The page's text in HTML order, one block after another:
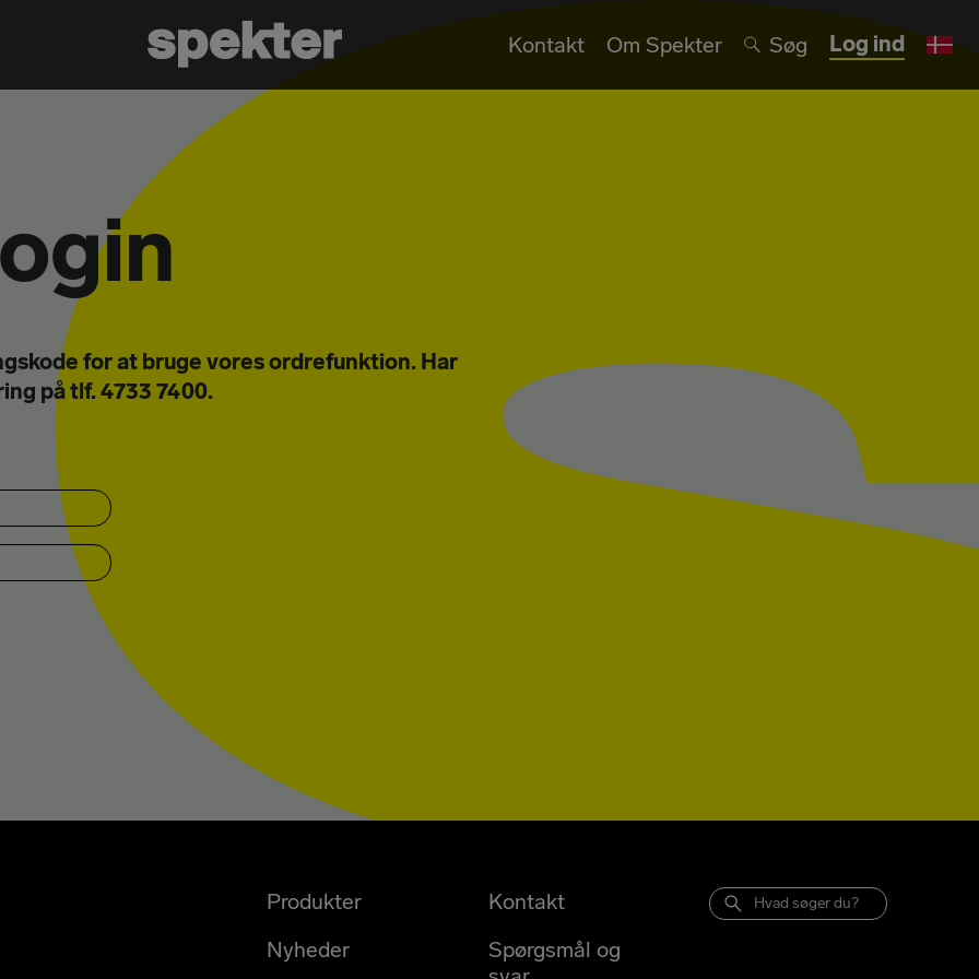
Kontakt Om Spekter Søg Log ind
for at bruge vores ordrefunktion. Har
på tlf. 4733 7400.
Produkter
Nyheder
Kontakt
Spørgsmål og